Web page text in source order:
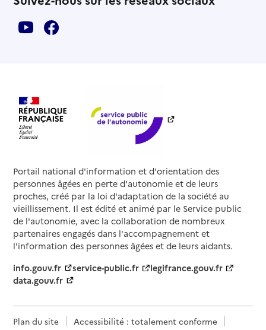
Portail national d'information et d'orientation des
personnes âgées en perte d'autonomie et de leurs
proches, créé par la loi d'adaptation de la société au
vieillissement. Il est édité et animé par le Service public
de l'autonomie, avec la collaboration de nombreux
partenaires engagés dans l'accompagnement et
l'information des personnes âgées et de leurs aidants.
info.gouv.fr
service-public.fr
legifrance.gouv.fr
data.gouv.fr
Plan du site
Accessibilité : totalement conforme